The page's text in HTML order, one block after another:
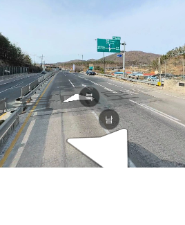
대로
대로
북
남